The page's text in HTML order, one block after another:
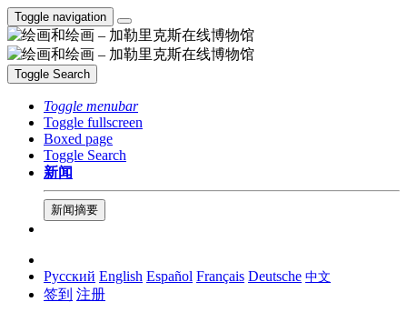
Toggle navigation
Toggle Search
Toggle menubar
Toggle fullscreen
Boxed page
Toggle Search
新闻
新闻摘要
Русский English Español Français Deutsche 中文
签到 注册